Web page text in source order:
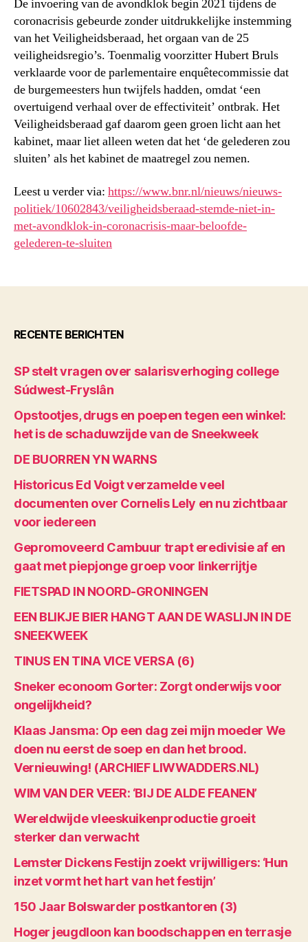
De invoering van de avondklok begin 2021 tijdens de
coronacrisis gebeurde zonder uitdrukkelijke instemming
van het Veiligheidsberaad, het orgaan van de 25
veiligheidsregio’s. Toenmalig voorzitter Hubert Bruls
verklaarde voor de parlementaire enquêtecommissie dat
de burgemeesters hun twijfels hadden, omdat ‘een
overtuigend verhaal over de effectiviteit’ ontbrak. Het
Veiligheidsberaad gaf daarom geen groen licht aan het
kabinet, maar liet alleen weten dat het ‘de gelederen zou
sluiten’ als het kabinet de maatregel zou nemen.
Leest u verder via: https://www.bnr.nl/nieuws/nieuws-
politiek/10602843/veiligheidsberaad-stemde-niet-in-
met-avondklok-in-coronacrisis-maar-beloofde-
gelederen-te-sluiten
RECENTE BERICHTEN
SP stelt vragen over salarisverhoging college
Súdwest-Fryslân
Opstootjes, drugs en poepen tegen een winkel:
het is de schaduwzijde van de Sneekweek
DE BUORREN YN WARNS
Historicus Ed Voigt verzamelde veel
documenten over Cornelis Lely en nu zichtbaar
voor iedereen
Gepromoveerd Cambuur trapt eredivisie af en
gaat met piepjonge groep voor linkerrijtje
FIETSPAD IN NOORD-GRONINGEN
EEN BLIKJE BIER HANGT AAN DE WASLIJN IN DE
SNEEKWEEK
TINUS EN TINA VICE VERSA (6)
Sneker econoom Gorter: Zorgt onderwijs voor
ongelijkheid?
Klaas Jansma: Op een dag zei mijn moeder We
doen nu eerst de soep en dan het brood.
Vernieuwing! (ARCHIEF LIWWADDERS.NL)
WIM VAN DER VEER: ‘BIJ DE ALDE FEANEN’
Wereldwijde vleeskuikenproductie groeit
sterker dan verwacht
Lemster Dickens Festijn zoekt vrijwilligers: ‘Hun
inzet vormt het hart van het festijn’
150 Jaar Bolswarder postkantoren (3)
Hoger jeugdloon kan boodschappen en terrasje